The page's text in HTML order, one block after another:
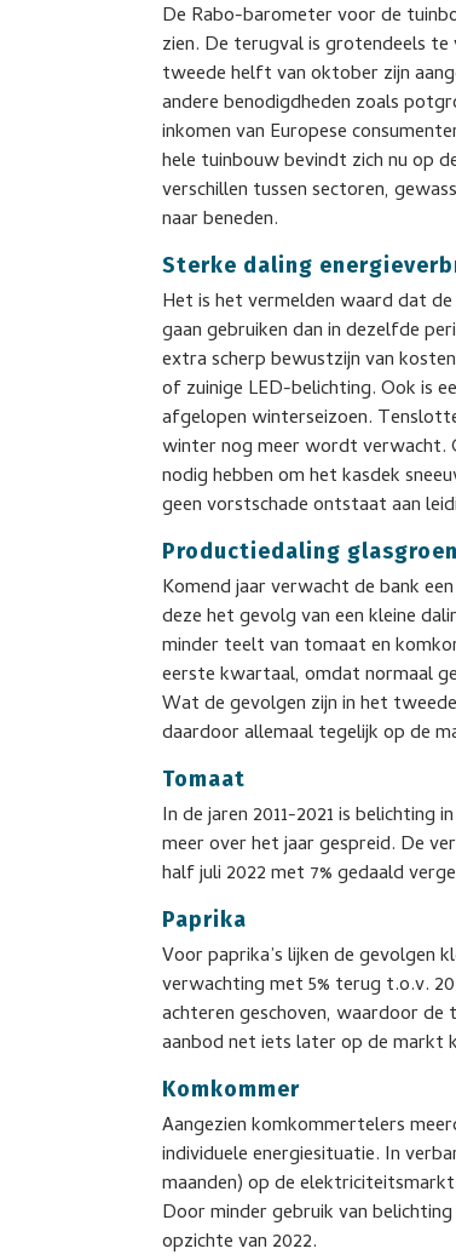
De Rabo-barometer voor de
zien. De terugval is grotendeels
tweede helft van oktober zijn
andere benodigdheden zoals
inkomen van Europese
hele tuinbouw bevindt zich nu op
verschillen tussen sectoren,
naar beneden.
Sterke daling
Het is het vermelden waard dat
gaan gebruiken dan in dezelfde
extra scherp bewustzijn van
of zuinige LED-belichting. Ook is
afgelopen winterseizoen.
winter nog meer wordt verwacht.
nodig hebben om het kasdek
geen vorstschade ontstaat aan
Productiedaling
Komend jaar verwacht de bank
deze het gevolg van een kleine
minder teelt van tomaat en
eerste kwartaal, omdat normaal
Wat de gevolgen zijn in het
daardoor allemaal tegelijk op de
Tomaat
In de jaren 2011-2021 is
meer over het jaar gespreid. De
half juli 2022 met 7% gedaald
Paprika
Voor paprika’s lijken de gevolgen
verwachting met 5% terug t.o.v.
achteren geschoven, waardoor
aanbod net iets later op de markt
Komkommer
Aangezien komkommertelers
individuele energiesituatie. In
maanden) op de
Door minder gebruik van
opzichte van 2022.